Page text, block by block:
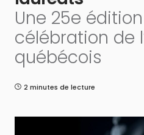
Une 25e
célébration de
québécois
2 minutes de lecture